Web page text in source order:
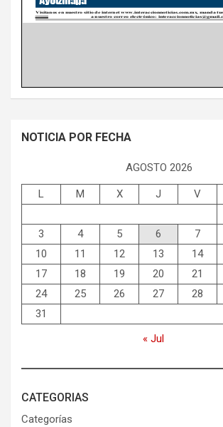
NOTICIA POR FECHA
AGOSTO 2026
L M X J V
3
4 5 6 7
10
11 12 13 14
17
18 19 20 21
24
25 26 27 28
31
« Jul
CATEGORIAS
Categorías